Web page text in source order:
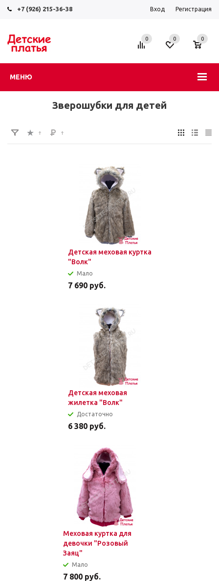
+7 (926) 215-36-38 Вход Регистрация
МЕНЮ
0 0 0
Зверошубки для детей
Детская меховая куртка
"Волк"
Мало
7 690 руб.
Детская меховая
жилетка "Волк"
Достаточно
6 380 руб.
Меховая куртка для
девочки "Розовый
Заяц"
Мало
7 800 руб.